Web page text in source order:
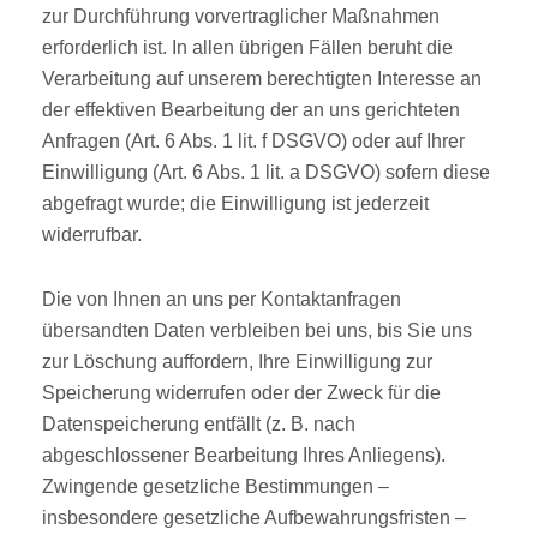
zur Durchführung vorvertraglicher Maßnahmen
erforderlich ist. In allen übrigen Fällen beruht die
Verarbeitung auf unserem berechtigten Interesse an
der effektiven Bearbeitung der an uns gerichteten
Anfragen (Art. 6 Abs. 1 lit. f DSGVO) oder auf Ihrer
Einwilligung (Art. 6 Abs. 1 lit. a DSGVO) sofern diese
abgefragt wurde; die Einwilligung ist jederzeit
widerrufbar.
Die von Ihnen an uns per Kontaktanfragen
übersandten Daten verbleiben bei uns, bis Sie uns
zur Löschung auffordern, Ihre Einwilligung zur
Speicherung widerrufen oder der Zweck für die
Datenspeicherung entfällt (z. B. nach
abgeschlossener Bearbeitung Ihres Anliegens).
Zwingende gesetzliche Bestimmungen –
insbesondere gesetzliche Aufbewahrungsfristen –